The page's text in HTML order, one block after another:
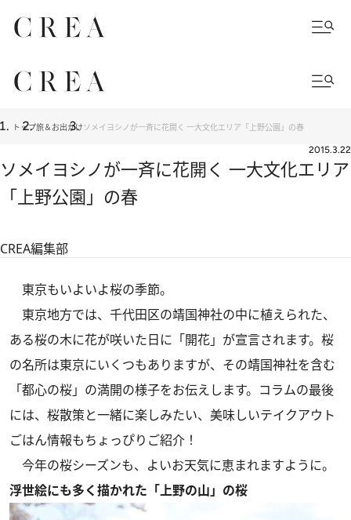
トップ旅＆お出かけソメイヨシノが一斉に花開く 一大文化エリア「上野公園」の春
2015.3.22
ソメイヨシノが一斉に花開く 一大文化エリア
「上野公園」の春
CREA編集部
東京もいよいよ桜の季節。
東京地方では、千代田区の靖国神社の中に植えられた、
ある桜の木に花が咲いた日に「開花」が宣言されます。桜
の名所は東京にいくつもありますが、その靖国神社を含む
「都心の桜」の満開の様子をお伝えします。コラムの最後
には、桜散策と一緒に楽しみたい、美味しいテイクアウト
ごはん情報もちょっぴりご紹介！
今年の桜シーズンも、よいお天気に恵まれますように。
浮世絵にも多く描かれた「上野の山」の桜